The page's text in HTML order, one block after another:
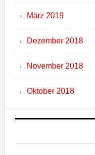
März 2019
Dezember 2018
November 2018
Oktober 2018